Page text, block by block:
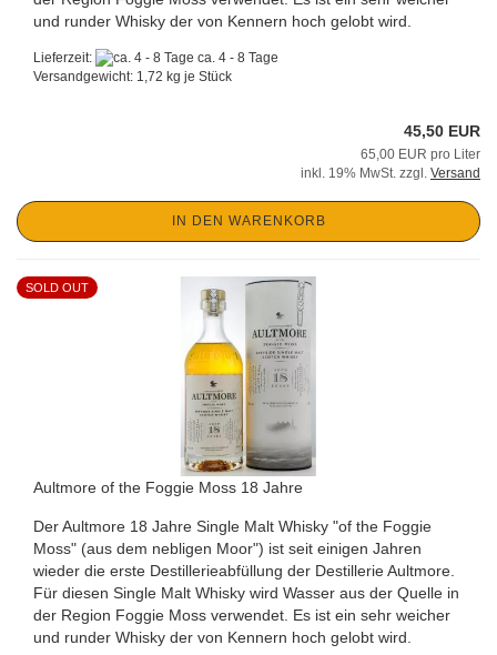
und runder Whisky der von Kennern hoch gelobt wird.
Lieferzeit:
ca. 4 - 8 Tage
Versandgewicht: 1,72 kg je Stück
45,50 EUR
65,00 EUR pro Liter
inkl. 19% MwSt. zzgl. Versand
IN DEN WARENKORB
SOLD OUT
Aultmore of the Foggie Moss 18 Jahre
Der Aultmore 18 Jahre Single Malt Whisky "of the Foggie
Moss" (aus dem nebligen Moor") ist seit einigen Jahren
wieder die erste Destillerieabfüllung der Destillerie Aultmore.
Für diesen Single Malt Whisky wird Wasser aus der Quelle in
der Region Foggie Moss verwendet. Es ist ein sehr weicher
und runder Whisky der von Kennern hoch gelobt wird.